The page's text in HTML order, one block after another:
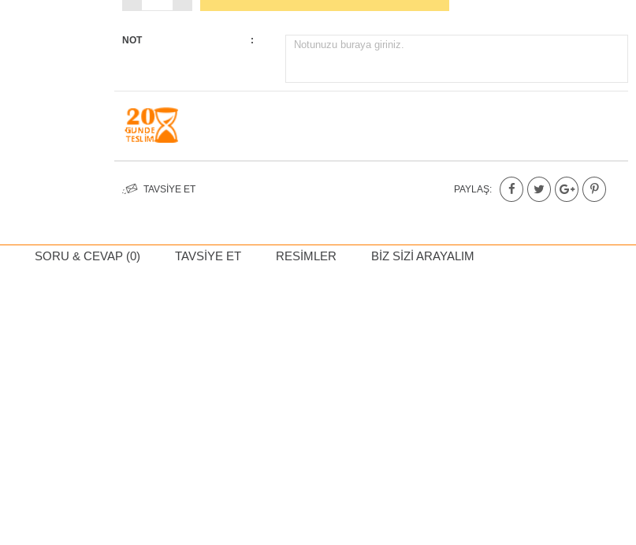
NOT : Notunuzu buraya giriniz.
TAVSIYE ET PAYLAŞ:
SORU & CEVAP (0) TAVSIYE ET RESIMLER BIZ SIZI ARAYALIM